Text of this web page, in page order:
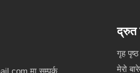
द्रुत
गृह पृष्ठ
मेरो